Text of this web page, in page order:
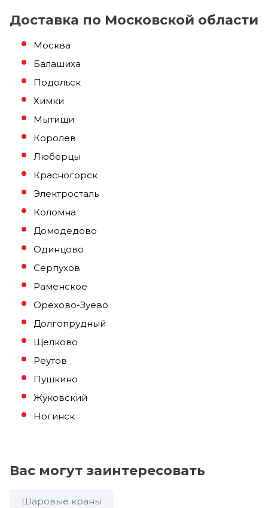
Доставка по Московской области
Москва
Балашиха
Подольск
Химки
Мытищи
Королев
Люберцы
Красногорск
Электросталь
Коломна
Домодедово
Одинцово
Серпухов
Раменское
Орехово-Зуево
Долгопрудный
Щелково
Реутов
Пушкино
Жуковский
Ногинск
Вас могут заинтересовать
Шаровые краны